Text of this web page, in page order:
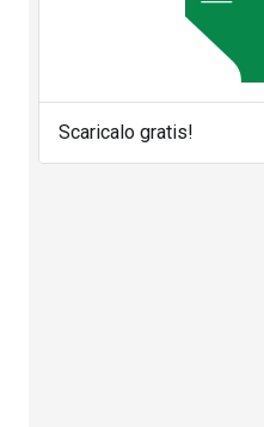
Scaricalo gratis!